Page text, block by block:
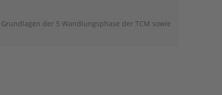
der 5 Wandlungsphase der TCM sowie